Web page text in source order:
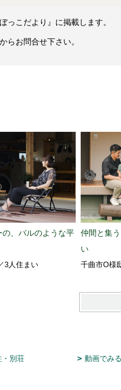
っこだより』に掲載します。
らお問合せ下さい。
の、バルのような平
3人住まい
仲間と集
い
千曲市O様
・別荘 動画でみる